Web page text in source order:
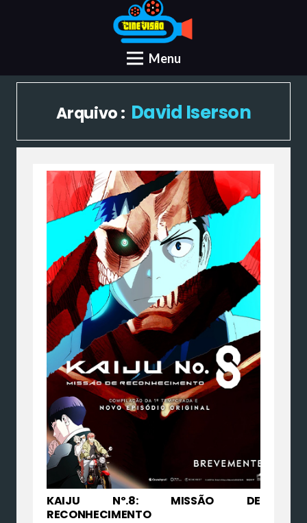
Menu
Arquivo : David Iserson
KAIJU Nº.8: MISSÃO DE
RECONHECIMENTO